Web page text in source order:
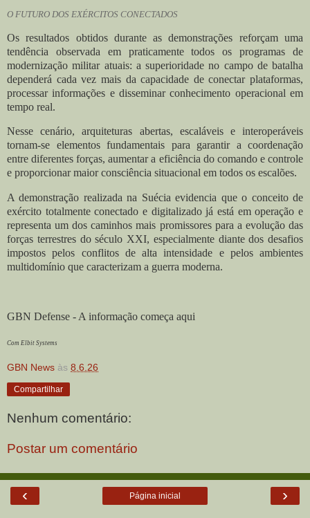
O FUTURO DOS EXÉRCITOS CONECTADOS
Os resultados obtidos durante as demonstrações reforçam uma
tendência observada em praticamente todos os programas de
modernização militar atuais: a superioridade no campo de batalha
dependerá cada vez mais da capacidade de conectar plataformas,
processar informações e disseminar conhecimento operacional em
tempo real.
Nesse cenário, arquiteturas abertas, escaláveis e interoperáveis
tornam-se elementos fundamentais para garantir a coordenação
entre diferentes forças, aumentar a eficiência do comando e controle
e proporcionar maior consciência situacional em todos os escalões.
A demonstração realizada na Suécia evidencia que o conceito de
exército totalmente conectado e digitalizado já está em operação e
representa um dos caminhos mais promissores para a evolução das
forças terrestres do século XXI, especialmente diante dos desafios
impostos pelos conflitos de alta intensidade e pelos ambientes
multidomínio que caracterizam a guerra moderna.
GBN Defense - A informação começa aqui
Com Elbit Systems
GBN News às 8.6.26
Compartilhar
Nenhum comentário:
Postar um comentário
‹ ›
Página inicial